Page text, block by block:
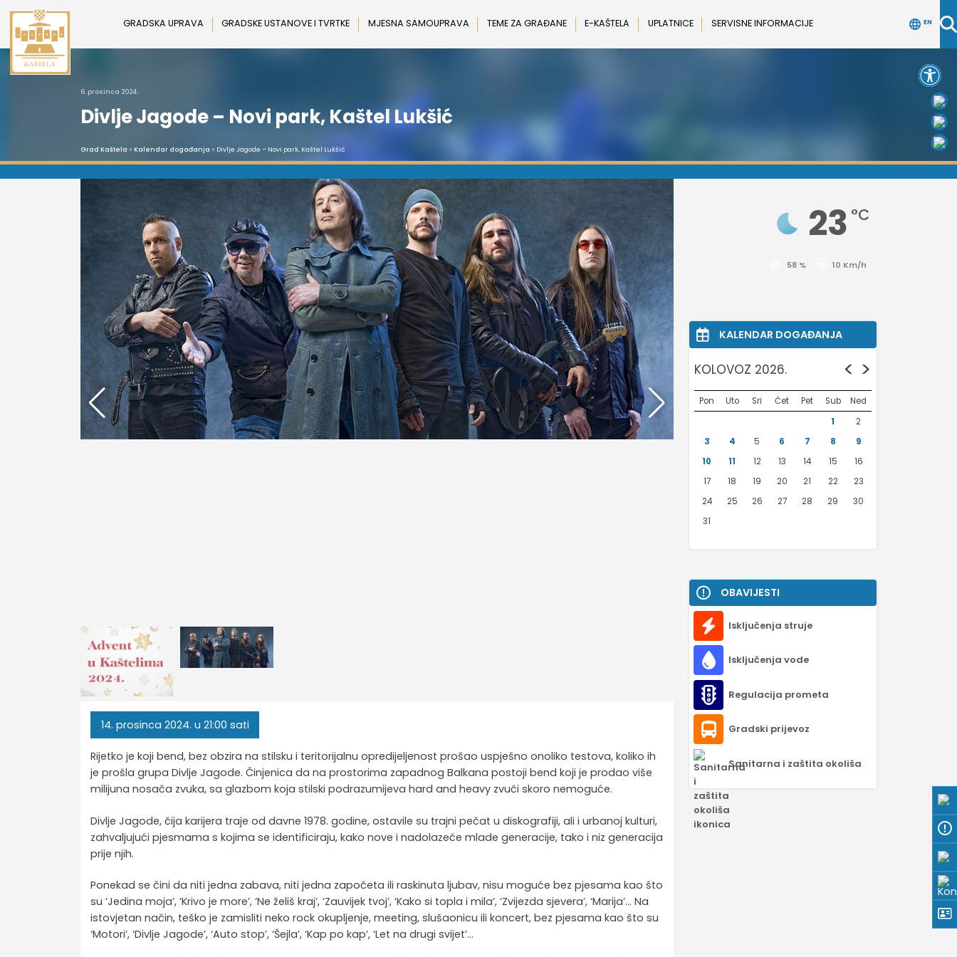
Preskoči
sadržaj
GRADSKA UPRAVA GRADSKE USTANOVE I TVRTKE MJESNA SAMOUPRAVA TEME ZA GRAĐANE E-KAŠTELA UPLATNICE SERVISNE INFORMACIJE EN
6. prosinca 2024.
Divlje Jagode – Novi park, Kaštel Lukšić
Grad Kaštela > Kalendar događanja > Divlje Jagode – Novi park, Kaštel Lukšić
14. prosinca 2024. u 21:00 sati
Rijetko je koji bend, bez obzira na stilsku i teritorijalnu opredijeljenost prošao uspješno onoliko testova, koliko ih
je prošla grupa Divlje Jagode. Činjenica da na prostorima zapadnog Balkana postoji bend koji je prodao više
milijuna nosača zvuka, sa glazbom koja stilski podrazumijeva hard and heavy zvuči skoro nemoguće.
Divlje Jagode, čija karijera traje od davne 1978. godine, ostavile su trajni pečat u diskografiji, ali i urbanoj kulturi,
zahvaljujući pjesmama s kojima se identificiraju, kako nove i nadolazeće mlade generacije, tako i niz generacija
prije njih.
Ponekad se čini da niti jedna zabava, niti jedna započeta ili raskinuta ljubav, nisu moguće bez pjesama kao što
su ‘Jedina moja’, ‘Krivo je more’, ‘Ne želiš kraj’, ‘Zauvijek tvoj’, ‘Kako si topla i mila’, ‘Zvijezda sjevera’, ‘Marija’… Na
istovjetan način, teško je zamisliti neko rock okupljenje, meeting, slušaonicu ili koncert, bez pjesama kao što su
‘Motori’, ‘Divlje Jagode’, ‘Auto stop’, ‘Šejla’, ‘Kap po kap’, ‘Let na drugi svijet’…
23 °C
58 % 10 Km/h
KALENDAR DOGAĐANJA
KOLOVOZ 2026. < >
Pon Uto Sri Čet Pet Sub
Ned
1
2
3
4 5 6 7 8
9
10
11 12 13 14 15
16
17
18 19 20 21 22
23
24
25 26 27 28 29
30
31
OBAVIJESTI
Isključenja struje
Isključenja vode
Regulacija prometa
Gradski prijevoz
Sanitarna i zaštita okoliša